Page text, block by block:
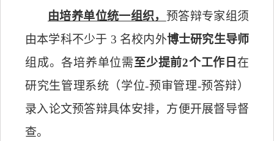
由培养单位统一组织， 预答辩专家组须
由本学科不少于 3 名校内外博士研究生导师
组成。各培养单位需至少提前2个工作日在
研究生管理系统（学位-预审管理-预答辩）
录入论文预答辩具体安排，方便开展督导督
查。